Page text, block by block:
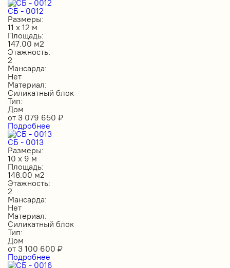
СБ - 0012
Размеры:
11 х 12 м
Площадь:
147.00 м2
Этажность:
2
Мансарда:
Нет
Материал:
Силикатный блок
Тип:
Дом
от 3 079 650 ₽
Подробнее
СБ - 0013
Размеры:
10 х 9 м
Площадь:
148.00 м2
Этажность:
2
Мансарда:
Нет
Материал:
Силикатный блок
Тип:
Дом
от 3 100 600 ₽
Подробнее